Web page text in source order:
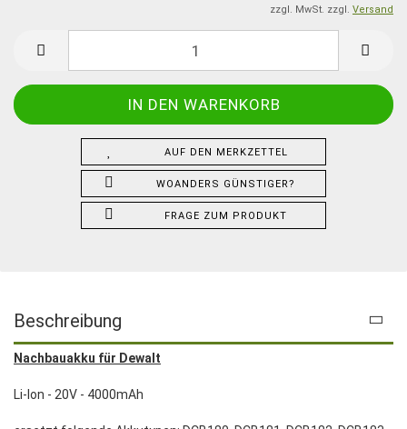
zzgl. MwSt. zzgl. Versand
AUF DEN MERKZETTEL
WOANDERS GÜNSTIGER?
FRAGE ZUM PRODUKT
Beschreibung
Nachbauakku für Dewalt
Li-Ion - 20V - 4000mAh